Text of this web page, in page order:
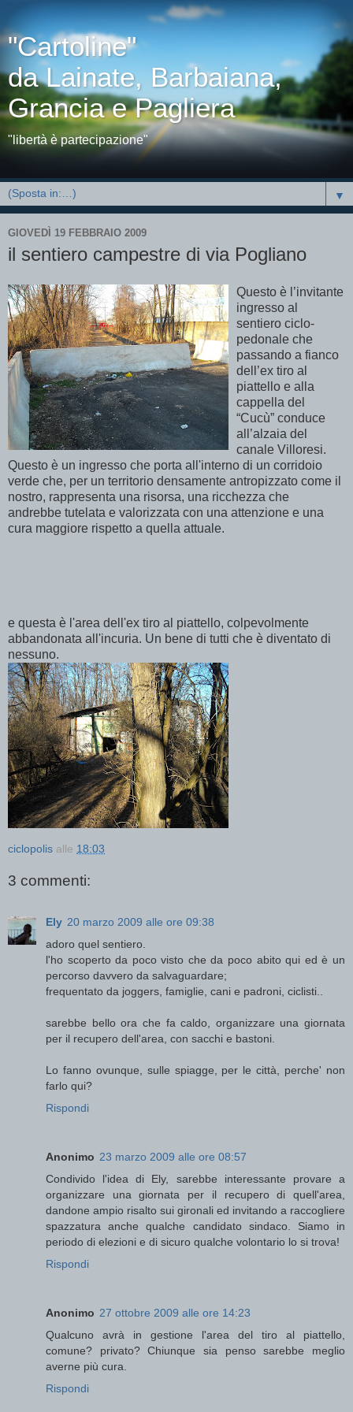
"Cartoline"
da Lainate, Barbaiana,
Grancia e Pagliera
"libertà è partecipazione"
▼
GIOVEDÌ 19 FEBBRAIO 2009
il sentiero campestre di via Pogliano
Questo è l’invitante
ingresso al
sentiero ciclo-
pedonale che
passando a fianco
dell’ex tiro al
piattello e alla
cappella del
“Cucù” conduce
all’alzaia del
canale Villoresi.
Questo è un ingresso che porta all'interno di un corridoio
verde che, per un territorio densamente antropizzato come il
nostro, rappresenta una risorsa, una ricchezza che
andrebbe tutelata e valorizzata con una attenzione e una
cura maggiore rispetto a quella attuale.
e questa è l'area dell'ex tiro al piattello, colpevolmente
abbandonata all'incuria. Un bene di tutti che è diventato di
nessuno.
ciclopolis alle 18:03
3 commenti:
Ely 20 marzo 2009 alle ore 09:38
adoro quel sentiero.
l'ho scoperto da poco visto che da poco abito qui ed è un
percorso davvero da salvaguardare;
frequentato da joggers, famiglie, cani e padroni, ciclisti..
sarebbe bello ora che fa caldo, organizzare una giornata
per il recupero dell'area, con sacchi e bastoni.
Lo fanno ovunque, sulle spiagge, per le città, perche' non
farlo qui?
Rispondi
Anonimo 23 marzo 2009 alle ore 08:57
Condivido l'idea di Ely, sarebbe interessante provare a
organizzare una giornata per il recupero di quell'area,
dandone ampio risalto sui gironali ed invitando a raccogliere
spazzatura anche qualche candidato sindaco. Siamo in
periodo di elezioni e di sicuro qualche volontario lo si trova!
Rispondi
Anonimo 27 ottobre 2009 alle ore 14:23
Qualcuno avrà in gestione l'area del tiro al piattello,
comune? privato? Chiunque sia penso sarebbe meglio
averne più cura.
Rispondi